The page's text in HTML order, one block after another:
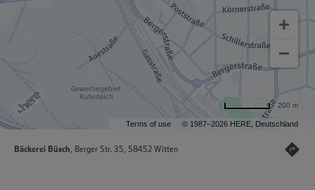
Terms of use © 1987–2026 HERE, Deutschland
200 m
Bäckerei Büsch, Berger Str. 35, 58452 Witten